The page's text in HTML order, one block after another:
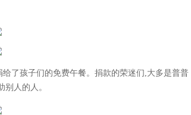
了孩子们的免费午餐。捐款的荣迷们,大多是普普
人的人。